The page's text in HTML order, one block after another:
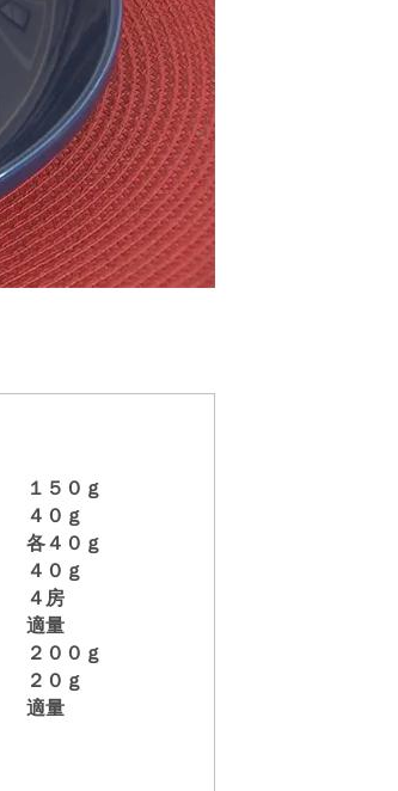
１５０ｇ
４０ｇ
各４０ｇ
４０ｇ
４房
適量
２００ｇ
２０ｇ
適量